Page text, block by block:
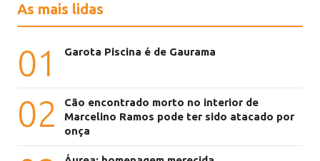
As mais lidas
01 Garota Piscina é de Gaurama
02
Cão encontrado morto no interior de
Marcelino Ramos pode ter sido atacado por
onça